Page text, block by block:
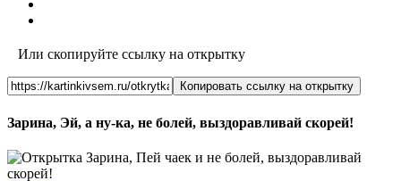
Или скопируйте ссылку на открытку
Копировать ссылку на открытку
Зарина, Эй, а ну-ка, не болей, выздоравливай скорей!